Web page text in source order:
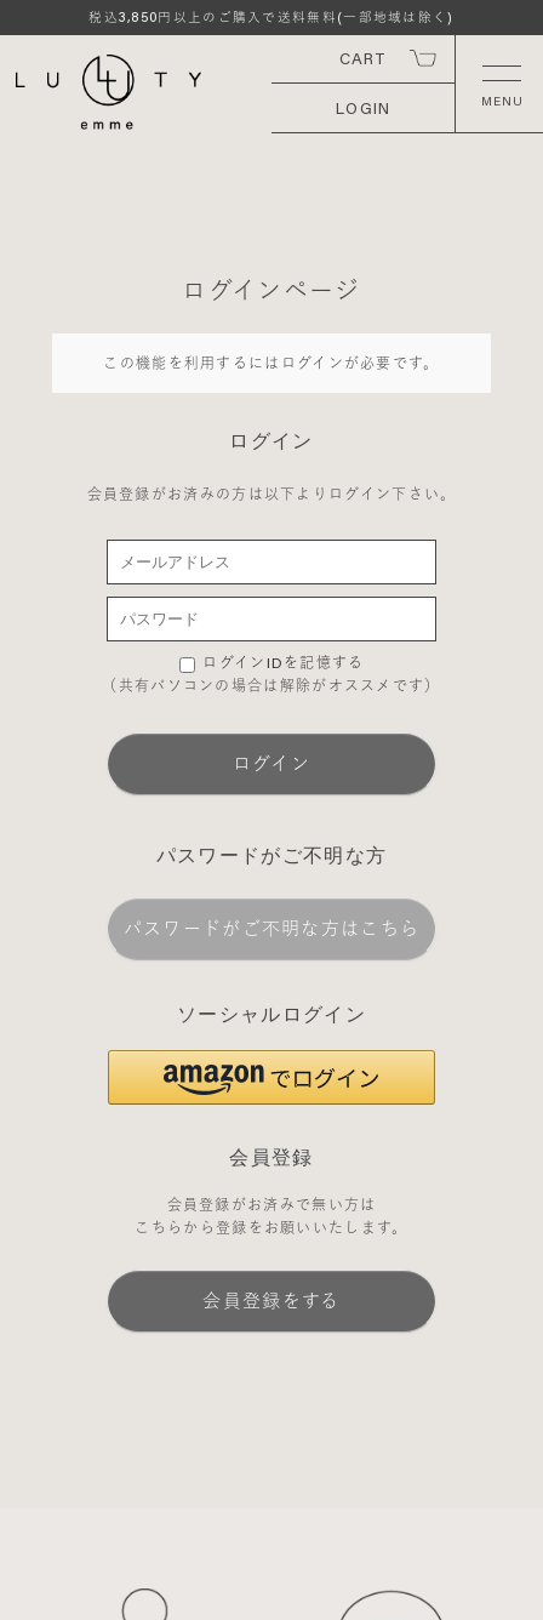
税込3,850円以上のご購入で送料無料(一部地域は除く)
CART
LOGIN
ログインページ
この機能を利用するにはログインが必要です。
ログイン
会員登録がお済みの方は以下よりログイン下さい。
ログインIDを記憶する
（共有パソコンの場合は解除がオススメです）
ログイン
パスワードがご不明な方
パスワードがご不明な方はこちら
ソーシャルログイン
会員登録
会員登録がお済みで無い方は
こちらから登録をお願いいたします。
会員登録をする